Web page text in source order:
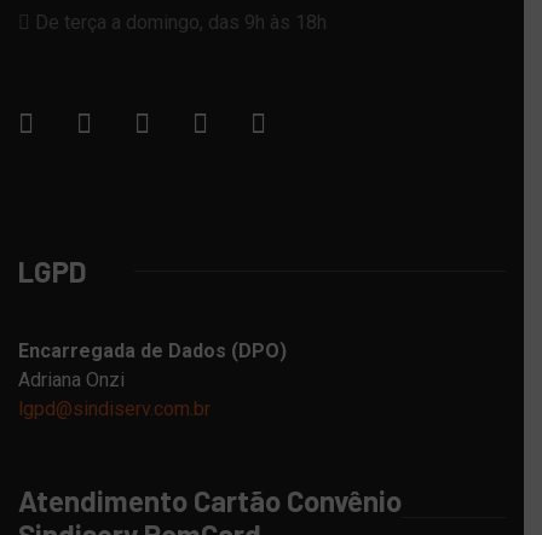
De terça a domingo, das 9h às 18h
LGPD
Encarregada de Dados (DPO)
Adriana Onzi
lgpd@sindiserv.com.br
Atendimento Cartão Convênio